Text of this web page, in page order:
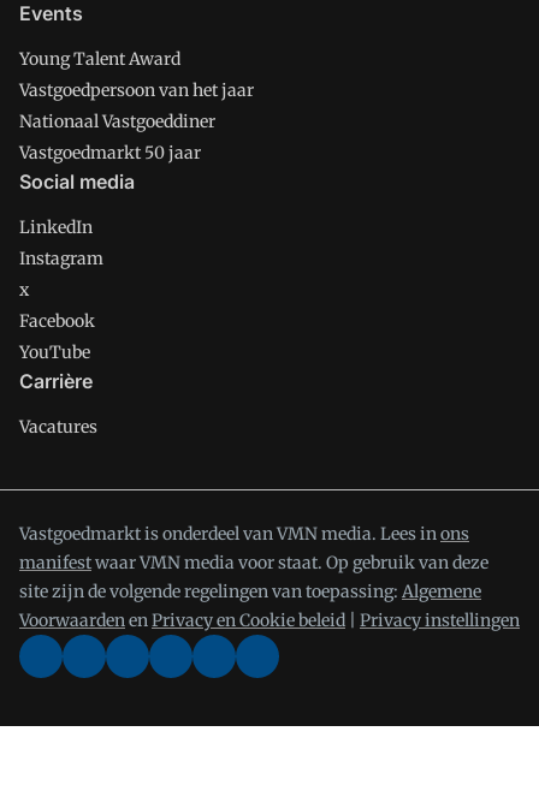
Events
Young Talent Award
Vastgoedpersoon van het jaar
Nationaal Vastgoeddiner
Vastgoedmarkt 50 jaar
Social media
LinkedIn
Instagram
x
Facebook
YouTube
Carrière
Vacatures
Vastgoedmarkt is onderdeel van VMN media. Lees inons
manifestwaar VMN media voor staat. Op gebruik van deze
site zijn de volgende regelingen van toepassing: Algemene
VoorwaardenenPrivacy en Cookie beleid Privacy instellingen